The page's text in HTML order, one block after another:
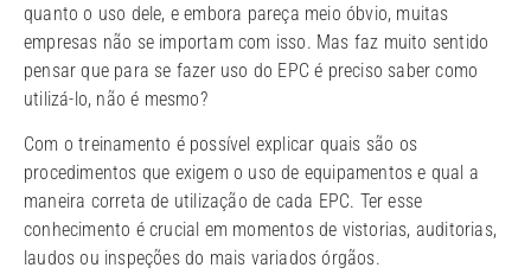
quanto o uso dele, e embora pareça meio óbvio, muitas
empresas não se importam com isso. Mas faz muito sentido
pensar que para se fazer uso do EPC é preciso saber como
utilizá-lo, não é mesmo?
Com o treinamento é possível explicar quais são os
procedimentos que exigem o uso de equipamentos e qual a
maneira correta de utilização de cada EPC. Ter esse
conhecimento é crucial em momentos de vistorias, auditorias,
laudos ou inspeções do mais variados órgãos.